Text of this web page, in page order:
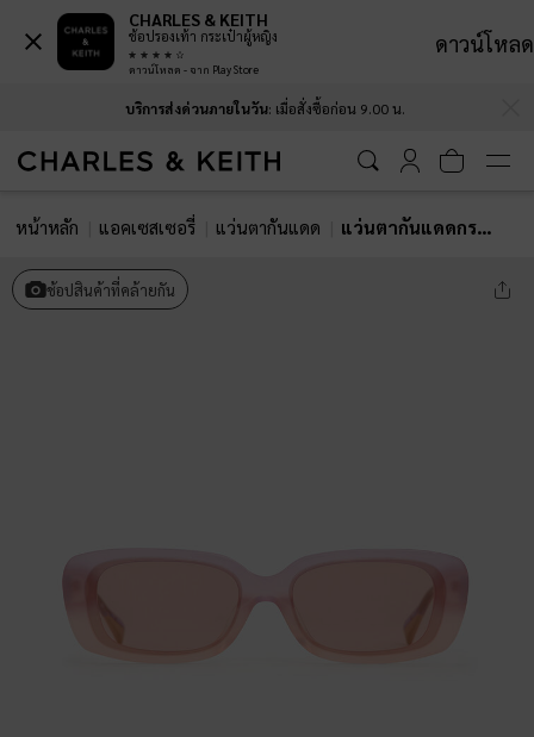
บริการส่งด่วนภายในวัน : เมื่อสั่งซื้อก่อน 9.00 น.
หน้าหลัก แอคเซสเซอรี่ แว่นตากันแดด แว่นตากันแดดกรอบทรงเหลี่ยมรุ่น Aubrey
ช้อปสินค้าที่คล้ายกัน
CHARLES & KEITH
ช้อปรองเท้า กระเป๋าผู้หญิง
ดาวน์โหลด - จาก Play Store
ดาวน์โหลด